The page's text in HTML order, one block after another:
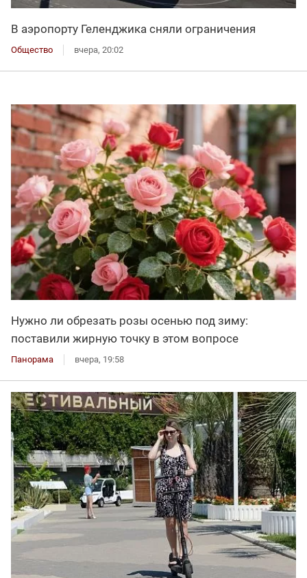
В аэропорту Геленджика сняли ограничения
Общество вчера, 20:02
Нужно ли обрезать розы осенью под зиму:
поставили жирную точку в этом вопросе
Панорама вчера, 19:58